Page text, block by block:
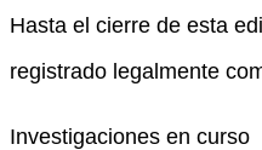
Hasta el cierre de esta
registrado legalmente
Investigaciones en curso